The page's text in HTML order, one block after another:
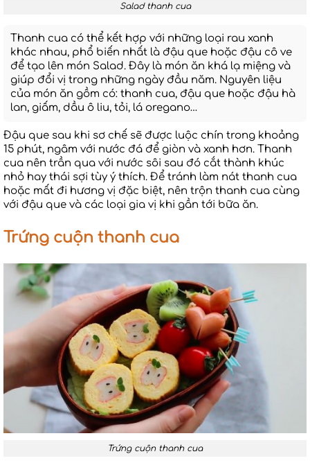
Salad thanh cua
Thanh cua có thể kết hợp với những loại rau xanh
khác nhau, phổ biến nhất là đậu que hoặc đậu cô ve
để tạo lên món Salad. Đây là món ăn khá lạ miệng và
giúp đổi vị trong những ngày đầu năm. Nguyên liệu
của món ăn gồm có: thanh cua, đậu que hoặc đậu hà
lan, giấm, dầu ô liu, tỏi, lá oregano…
Đậu que sau khi sơ chế sẽ được luộc chín trong khoảng
15 phút, ngâm với nước đá để giòn và xanh hơn. Thanh
cua nên trần qua với nước sôi sau đó cắt thành khúc
nhỏ hay thái sợi tùy ý thích. Để tránh làm nát thanh cua
hoặc mất đi hương vị đặc biệt, nên trộn thanh cua cùng
với đậu que và các loại gia vị khi gần tới bữa ăn.
Trứng cuộn thanh cua
Trứng cuộn thanh cua